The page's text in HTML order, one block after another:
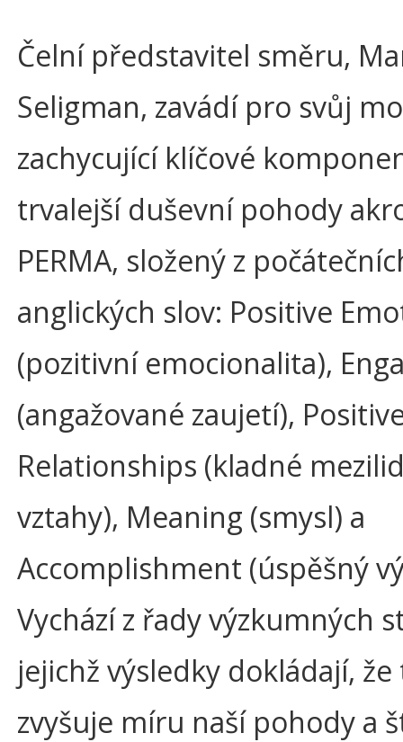
Čelní představitel směru,
Seligman, zavádí pro svůj
zachycující klíčové
trvalejší duševní pohody
PERMA, složený z
anglických slov: Positive
(pozitivní emocionalita),
(angažované zaujetí),
Relationships (kladné
vztahy), Meaning (smysl) a
Accomplishment (úspěšný
Vychází z řady výzkumných
jejichž výsledky dokládají, že
zvyšuje míru naší pohody a